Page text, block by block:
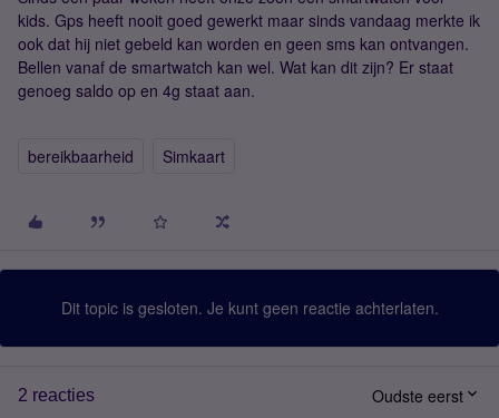
kids. Gps heeft nooit goed gewerkt maar sinds vandaag merkte ik
ook dat hij niet gebeld kan worden en geen sms kan ontvangen.
Bellen vanaf de smartwatch kan wel. Wat kan dit zijn? Er staat
genoeg saldo op en 4g staat aan.
bereikbaarheid Simkaart
Dit topic is gesloten. Je kunt geen reactie achterlaten.
2 reacties Oudste eerst